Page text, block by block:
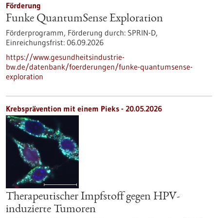
Förderung
Funke QuantumSense Exploration
Förderprogramm, Förderung durch: SPRIN-D,
Einreichungsfrist: 06.09.2026
https://www.gesundheitsindustrie-
bw.de/datenbank/foerderungen/funke-quantumsense-
exploration
Krebsprävention mit einem Pieks - 20.05.2026
Therapeutischer Impfstoff gegen HPV-
induzierte Tumoren